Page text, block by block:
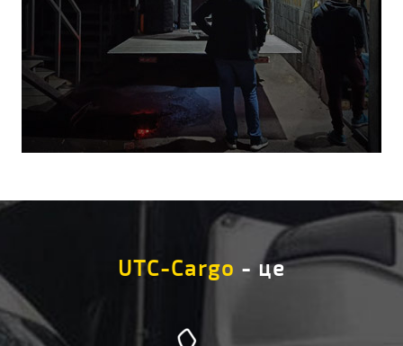
UTC-Cargo - це